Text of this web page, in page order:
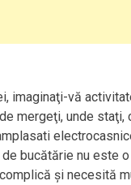
imaginaţi-vă
mergeţi, unde
bucătărie nu este
şi necesită